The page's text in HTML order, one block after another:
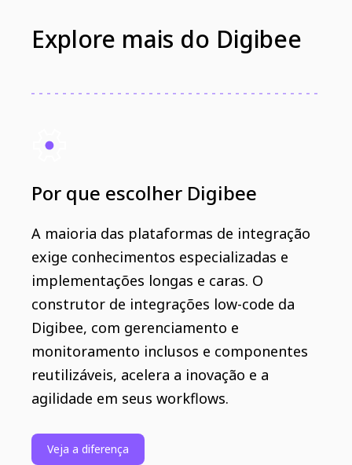
Explore mais do Digibee
Por que escolher Digibee
A maioria das plataformas de integração
exige conhecimentos especializadas e
implementações longas e caras. O
construtor de integrações low-code da
Digibee, com gerenciamento e
monitoramento inclusos e componentes
reutilizáveis, ​​acelera a inovação e a
agilidade em seus workflows.
Veja a diferença